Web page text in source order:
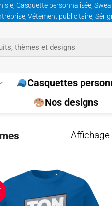
Casquette personnalisée,
Vêtement publicitaire,
Casquettes
Nos designs
Ajouter